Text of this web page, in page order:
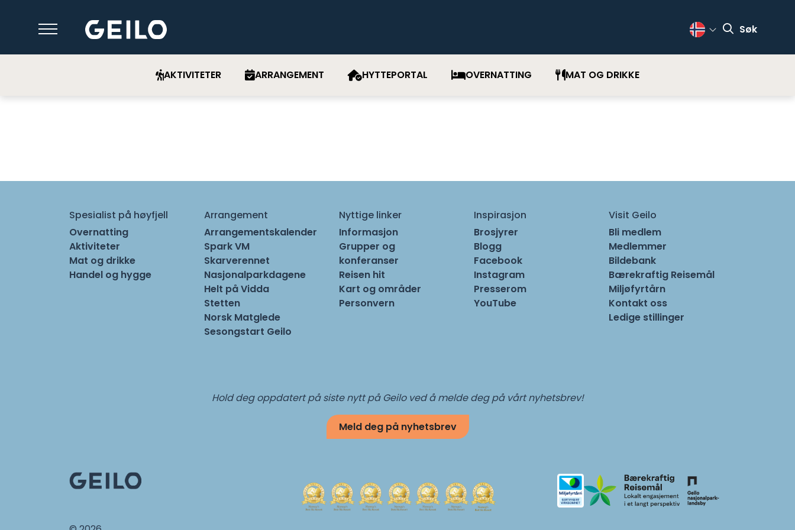
Change Language
Søk
AKTIVITETER ARRANGEMENT HYTTEPORTAL OVERNATTING MAT OG DRIKKE
Spesialist på høyfjell
Overnatting
Aktiviteter
Mat og drikke
Handel og hygge
Arrangement
Arrangementskalender
Spark VM
Skarverennet
Nasjonalparkdagene
Helt på Vidda
Stetten
Norsk Matglede
Sesongstart Geilo
Nyttige linker
Informasjon
Grupper og
konferanser
Reisen hit
Kart og områder
Personvern
Inspirasjon
Brosjyrer
Blogg
Facebook
Instagram
Presserom
YouTube
Visit Geilo
Bli medlem
Medlemmer
Bildebank
Bærekraftig Reisemål
Miljøfyrtårn
Kontakt oss
Ledige stillinger
Hold deg oppdatert på siste nytt på Geilo ved å melde deg på vårt nyhetsbrev!
Meld deg på nyhetsbrev